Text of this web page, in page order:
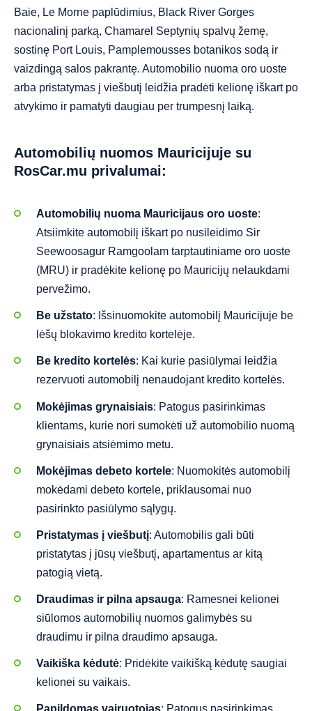
Baie, Le Morne paplūdimius, Black River Gorges
nacionalinį parką, Chamarel Septynių spalvų žemę,
sostinę Port Louis, Pamplemousses botanikos sodą ir
vaizdingą salos pakrantę. Automobilio nuoma oro uoste
arba pristatymas į viešbutį leidžia pradėti kelionę iškart po
atvykimo ir pamatyti daugiau per trumpesnį laiką.
Automobilių nuomos Mauricijuje su
RosCar.mu privalumai:
Automobilių nuoma Mauricijaus oro uoste:
Atsiimkite automobilį iškart po nusileidimo Sir
Seewoosagur Ramgoolam tarptautiniame oro uoste
(MRU) ir pradėkite kelionę po Mauricijų nelaukdami
pervežimo.
Be užstato: Išsinuomokite automobilį Mauricijuje be
lėšų blokavimo kredito kortelėje.
Be kredito kortelės: Kai kurie pasiūlymai leidžia
rezervuoti automobilį nenaudojant kredito kortelės.
Mokėjimas grynaisiais: Patogus pasirinkimas
klientams, kurie nori sumokėti už automobilio nuomą
grynaisiais atsiėmimo metu.
Mokėjimas debeto kortele: Nuomokitės automobilį
mokėdami debeto kortele, priklausomai nuo
pasirinkto pasiūlymo sąlygų.
Pristatymas į viešbutį: Automobilis gali būti
pristatytas į jūsų viešbutį, apartamentus ar kitą
patogią vietą.
Draudimas ir pilna apsauga: Ramesnei kelionei
siūlomos automobilių nuomos galimybės su
draudimu ir pilna draudimo apsauga.
Vaikiška kėdutė: Pridėkite vaikišką kėdutę saugiai
kelionei su vaikais.